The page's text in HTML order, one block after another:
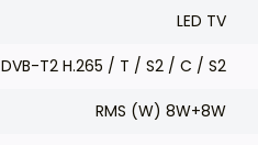
LED TV
DVB-T2 H.265 / T / S2 / C / S2
RMS (W) 8W+8W